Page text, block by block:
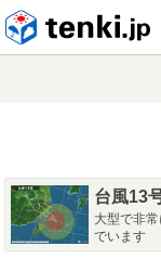
台風13
大型で非
でいます